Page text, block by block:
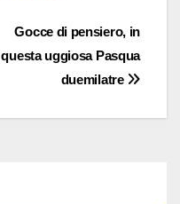
Gocce di pensiero, in
questa uggiosa Pasqua
duemilatre